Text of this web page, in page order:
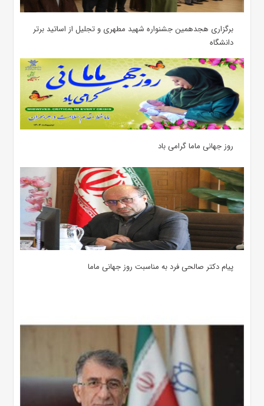
برگزاری هجدهمین جشنواره شهید مطهری و تجلیل از اساتید برتر
دانشگاه
روز جهانی ماما گرامی باد
پیام دکتر صالحی فرد به مناسبت روز جهانی ماما